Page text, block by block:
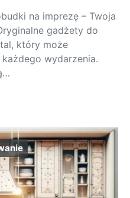
na imprezę – Twoja
gadżety do
który może
wydarzenia.